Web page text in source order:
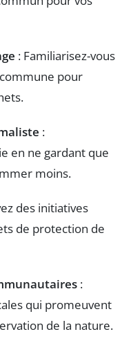
: Familiarisez-vous
pour
:
en ne gardant que
moins.
des initiatives
de protection de
:
qui promeuvent
de la nature.